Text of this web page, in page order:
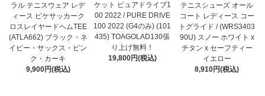
ラル テニスウェア レデ
ィース ピケサッカーク
ロスレイヤードヘムTEE
(ATLA662) ブラック・ネ
イビー・サックス・ピン
ク・カーキ
9,900円(税込)
ケット ピュアドライブ1
00 2022 / PURE DRIVE
100 2022 (G4のみ) (101
435) TOAGOLAD130張
り上げ無料！
19,800円(税込)
テニスシューズ オール
コート レディース コー
トグライド / (WRS3403
90U) スノー ホワイト x
チタン x セーフティー
イエロー
8,910円(税込)